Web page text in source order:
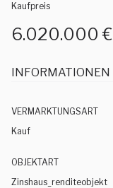
Kaufpreis
6.020.000 €
INFORMATIONEN
VERMARKTUNGSART
Kauf
OBJEKTART
Zinshaus_renditeobjekt